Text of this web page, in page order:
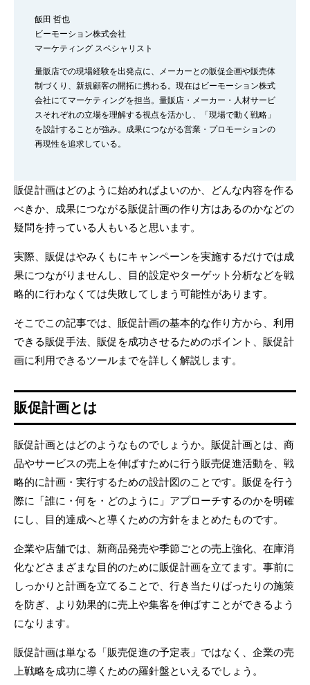
飯田 哲也
ビーモーション株式会社
マーケティング スペシャリスト
量販店での現場経験を出発点に、メーカーとの販促企画や販売体
制づくり、新規顧客の開拓に携わる。現在はビーモーション株式
会社にてマーケティングを担当。量販店・メーカー・人材サービ
スそれぞれの立場を理解する視点を活かし、「現場で動く戦略」
を設計することが強み。成果につながる営業・プロモーションの
再現性を追求している。
販促計画はどのように始めればよいのか、どんな内容を作る
べきか、成果につながる販促計画の作り方はあるのかなどの
疑問を持っている人もいると思います。
実際、販促はやみくもにキャンペーンを実施するだけでは成
果につながりませんし、目的設定やターゲット分析などを戦
略的に行わなくては失敗してしまう可能性があります。
そこでこの記事では、販促計画の基本的な作り方から、利用
できる販促手法、販促を成功させるためのポイント、販促計
画に利用できるツールまでを詳しく解説します。
販促計画とは
販促計画とはどのようなものでしょうか。販促計画とは、商
品やサービスの売上を伸ばすために行う販売促進活動を、戦
略的に計画・実行するための設計図のことです。販促を行う
際に「誰に・何を・どのように」アプローチするのかを明確
にし、目的達成へと導くための方針をまとめたものです。
企業や店舗では、新商品発売や季節ごとの売上強化、在庫消
化などさまざまな目的のために販促計画を立てます。事前に
しっかりと計画を立てることで、行き当たりばったりの施策
を防ぎ、より効果的に売上や集客を伸ばすことができるよう
になります。
販促計画は単なる「販売促進の予定表」ではなく、企業の売
上戦略を成功に導くための羅針盤といえるでしょう。